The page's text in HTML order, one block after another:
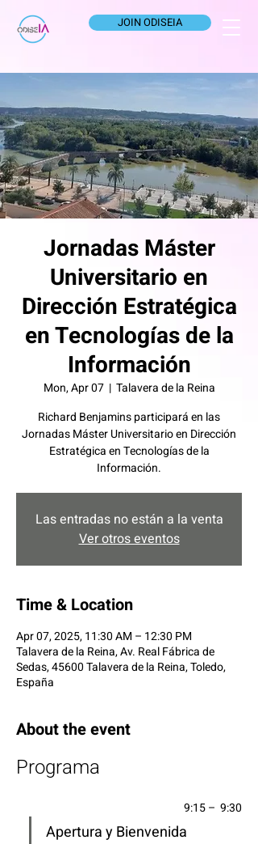
JOIN ODISEIA
Jornadas Máster
Universitario en
Dirección Estratégica
en Tecnologías de la
Información
Mon, Apr 07
  |
Talavera de la Reina
Richard Benjamins participará en las
Jornadas Máster Universitario en Dirección
Estratégica en Tecnologías de la
Información.
Las entradas no están a la venta
Ver otros eventos
Time & Location
Apr 07, 2025, 11:30 AM – 12:30 PM
Talavera de la Reina, Av. Real Fábrica de
Sedas, 45600 Talavera de la Reina, Toledo,
España
About the event
Programa
9:15 –  9:30
Apertura y Bienvenida